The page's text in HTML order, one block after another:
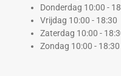
Donderdag 10:00 -
Vrijdag 10:00 - 18:30
Zaterdag 10:00 -
Zondag 10:00 - 18:30